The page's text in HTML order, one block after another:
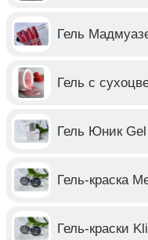
Гель
Гель с
Гель Юник
Гель-краска
Гель-краски